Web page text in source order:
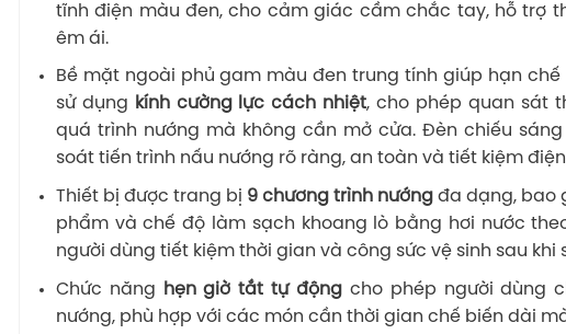
tĩnh điện màu đen, cho cảm giác cầm chắc tay, hỗ trợ
êm ái.
Bề mặt ngoài phủ gam màu đen trung tính giúp hạn
sử dụng kính cường lực cách nhiệt, cho phép quan sát
quá trình nướng mà không cần mở cửa. Đèn chiếu
soát tiến trình nấu nướng rõ ràng, an toàn và tiết kiệm
Thiết bị được trang bị 9 chương trình nướng đa dạng, bao
phẩm và chế độ làm sạch khoang lò bằng hơi nước
người dùng tiết kiệm thời gian và công sức vệ sinh sau khi
Chức năng hẹn giờ tắt tự độngcho phép người dùng
nướng, phù hợp với các món cần thời gian chế biến dài